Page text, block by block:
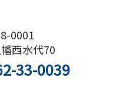
0001
西水代70
33-0039